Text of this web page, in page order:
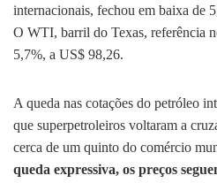
internacionais, fechou em baixa de
O WTI, barril do Texas, referência
5,7%, a US$ 98,26.
A queda nas cotações do petróleo
que superpetroleiros voltaram a
cerca de um quinto do comércio
queda expressiva, os preços